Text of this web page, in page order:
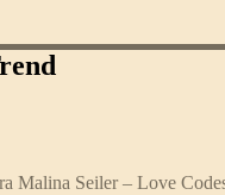
Malina Seiler – Love